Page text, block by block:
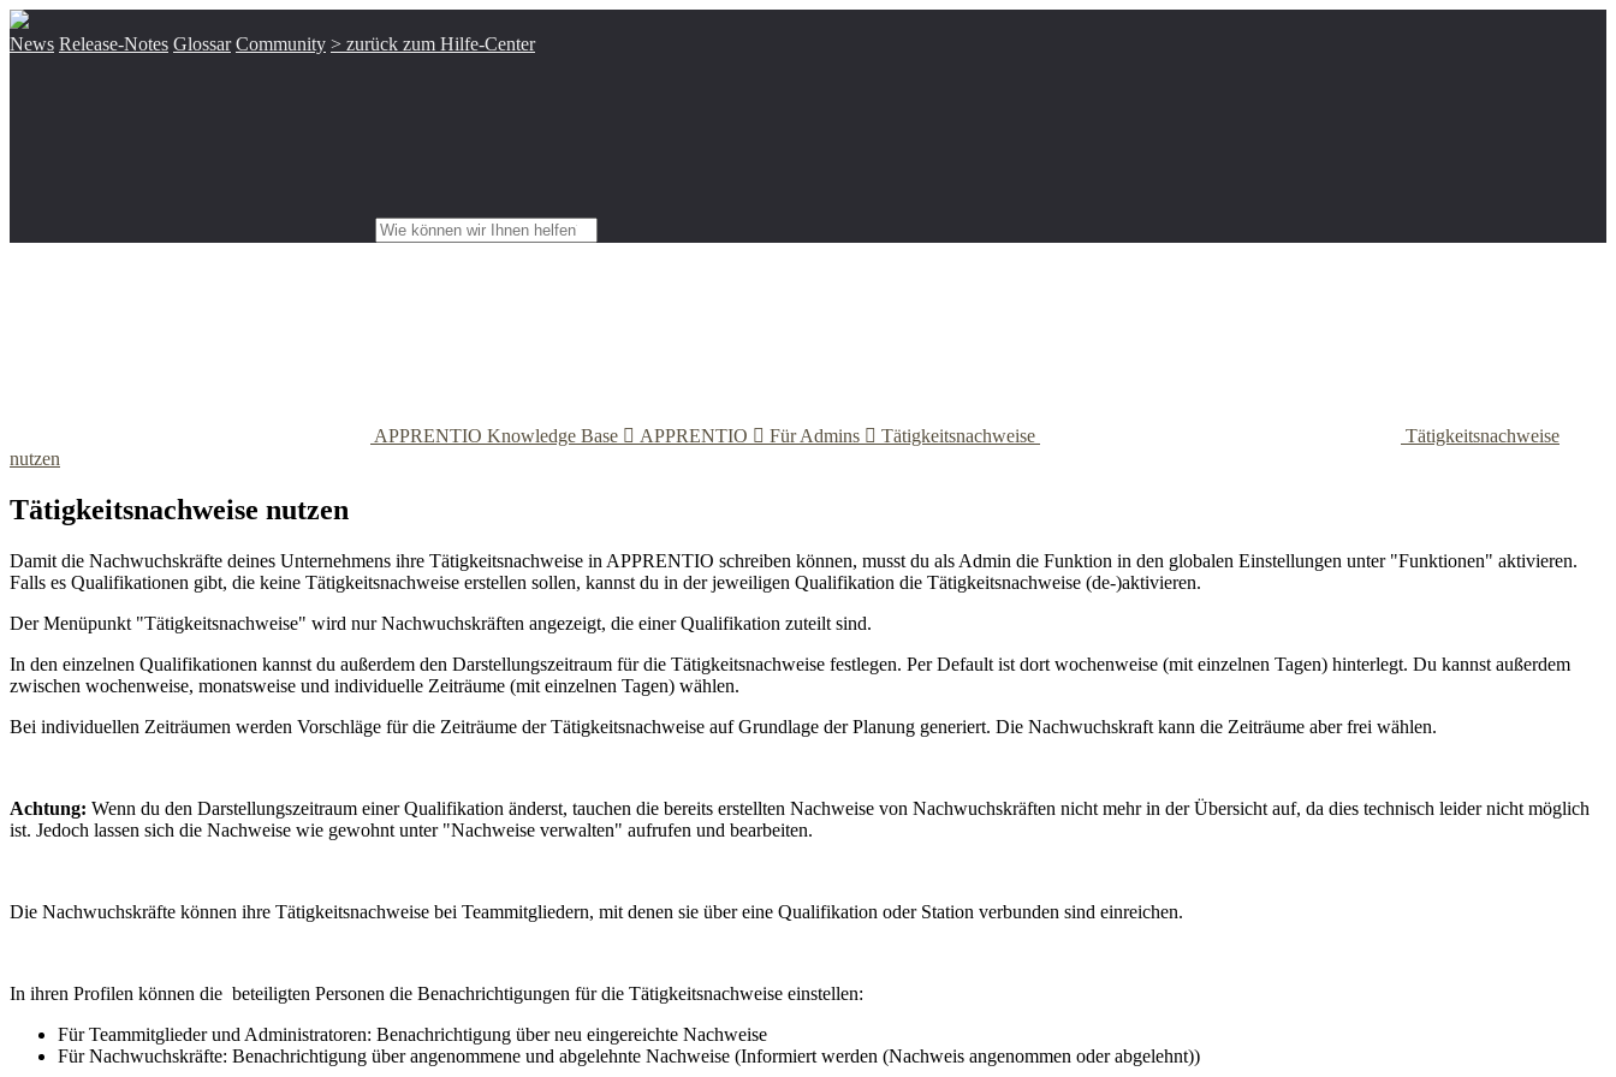
News Release-Notes Glossar Community > zurück zum Hilfe-Center
APPRENTIO Knowledge Base  APPRENTIO  Für Admins  Tätigkeitsnachweise
Tätigkeitsnachweise
nutzen
Tätigkeitsnachweise nutzen
Damit die Nachwuchskräfte deines Unternehmens ihre Tätigkeitsnachweise in APPRENTIO schreiben können, musst du als Admin die Funktion in den globalen Einstellungen unter "Funktionen" aktivieren.
Falls es Qualifikationen gibt, die keine Tätigkeitsnachweise erstellen sollen, kannst du in der jeweiligen Qualifikation die Tätigkeitsnachweise (de-)aktivieren.
Der Menüpunkt "Tätigkeitsnachweise" wird nur Nachwuchskräften angezeigt, die einer Qualifikation zuteilt sind.
In den einzelnen Qualifikationen kannst du außerdem den Darstellungszeitraum für die Tätigkeitsnachweise festlegen. Per Default ist dort wochenweise (mit einzelnen Tagen) hinterlegt. Du kannst außerdem
zwischen wochenweise, monatsweise und individuelle Zeiträume (mit einzelnen Tagen) wählen.
Bei individuellen Zeiträumen werden Vorschläge für die Zeiträume der Tätigkeitsnachweise auf Grundlage der Planung generiert. Die Nachwuchskraft kann die Zeiträume aber frei wählen.
Achtung: Wenn du den Darstellungszeitraum einer Qualifikation änderst, tauchen die bereits erstellten Nachweise von Nachwuchskräften nicht mehr in der Übersicht auf, da dies technisch leider nicht möglich
ist. Jedoch lassen sich die Nachweise wie gewohnt unter "Nachweise verwalten" aufrufen und bearbeiten.
Die Nachwuchskräfte können ihre Tätigkeitsnachweise bei Teammitgliedern, mit denen sie über eine Qualifikation oder Station verbunden sind einreichen.
In ihren Profilen können die beteiligten Personen die Benachrichtigungen für die Tätigkeitsnachweise einstellen:
Für Teammitglieder und Administratoren: Benachrichtigung über neu eingereichte Nachweise
Für Nachwuchskräfte: Benachrichtigung über angenommene und abgelehnte Nachweise (Informiert werden (Nachweis angenommen oder abgelehnt))